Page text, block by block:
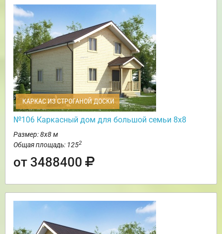
КАРКАС ИЗ СТРОГАНОЙ ДОСКИ
№106 Каркасный дом для большой семьи 8х8
Размер: 8х8 м
Общая площадь: 1252
от 3488400